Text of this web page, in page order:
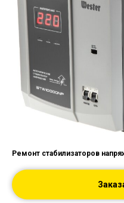
Ремонт стабилизаторов